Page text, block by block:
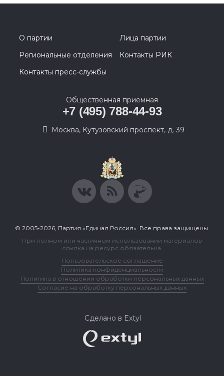
О партии
Лица партии
Региональные отделения
Контакты РИК
Контакты пресс-службы
Общественная приемная
+7 (495) 788-44-93
Москва, Кутузовский проспект, д. 39
© 2005-2026, Партия «Единая Россия». Все права защищены.
При полном или частичном использовании материалов
ссылка на ресурс обязательна.
Пользовательское соглашение
Политика конфиденциальности
Политика в отношении обработки персональных данных
Согласие на обработку персональных данных
Сделано в Extyl